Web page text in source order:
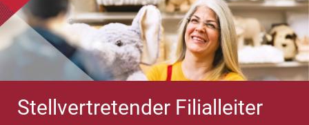
Stellvertretender Filialleiter